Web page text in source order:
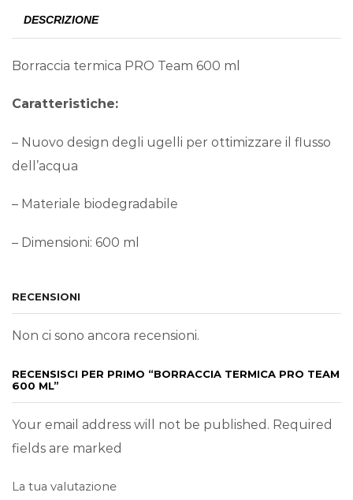
DESCRIZIONE
Borraccia termica PRO Team 600 ml
Caratteristiche:
– Nuovo design degli ugelli per ottimizzare il flusso
dell’acqua
– Materiale biodegradabile
– Dimensioni: 600 ml
RECENSIONI
Non ci sono ancora recensioni.
RECENSISCI PER PRIMO “BORRACCIA TERMICA PRO TEAM
600 ML”
Your email address will not be published. Required
fields are marked
La tua valutazione